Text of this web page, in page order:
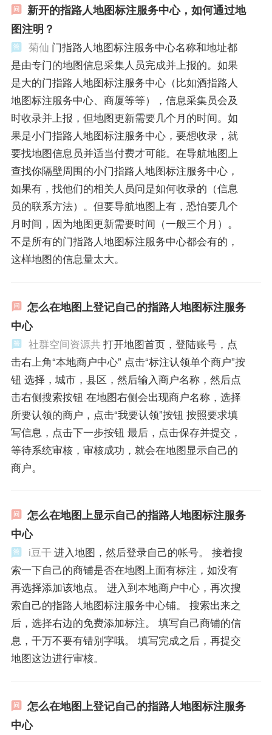
新开的指路人地图标注服务中心，如何通过地
图注明？
菊仙 门指路人地图标注服务中心名称和地址都
是由专门的地图信息采集人员完成并上报的。如果
是大的门指路人地图标注服务中心（比如酒指路人
地图标注服务中心、商厦等等），信息采集员会及
时收录并上报，但地图更新需要几个月的时间。如
果是小门指路人地图标注服务中心，要想收录，就
要找地图信息员并适当付费才可能。在导航地图上
查找你隔壁周围的小门指路人地图标注服务中心，
如果有，找他们的相关人员问是如何收录的（信息
员的联系方法）。但要导航地图上有，恐怕要几个
月时间，因为地图更新需要时间（一般三个月）。
不是所有的门指路人地图标注服务中心都会有的，
这样地图的信息量太大。
怎么在地图上登记自己的指路人地图标注服务
中心
社群空间资源共 打开地图首页，登陆账号，点
击右上角“本地商户中心” 点击“标注认领单个商户”按
钮 选择，城市，县区，然后输入商户名称，然后点
击右侧搜索按钮 在地图右侧会出现商户名称，选择
所要认领的商户，点击“我要认领”按钮 按照要求填
写信息，点击下一步按钮 最后，点击保存并提交，
等待系统审核，审核成功，就会在地图显示自己的
商户。
怎么在地图上显示自己的指路人地图标注服务
中心
i豆干进入地图，然后登录自己的帐号。 接着搜
索一下自己的商铺是否在地图上面有标注，如没有
再选择添加该地点。 进入到本地商户中心，再次搜
索自己的指路人地图标注服务中心铺。 搜索出来之
后，选择右边的免费添加标注。 填写自己商铺的信
息，千万不要有错别字哦。 填写完成之后，再提交
地图这边进行审核。
怎么在地图上登记自己的指路人地图标注服务
中心